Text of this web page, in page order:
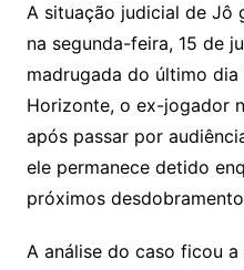
A situação judicial de Jô
na segunda-feira, 15 de
madrugada do último dia
Horizonte, o ex-jogador
após passar por
ele permanece detido
próximos
A análise do caso ficou